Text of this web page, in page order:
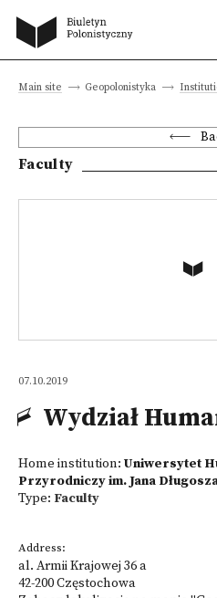
Main site Geopolonistyka
Faculty
07.10.2019
Wydział
Home institution: Uniwersytet
Przyrodniczy im. Jana
Type: Faculty
Address:
al. Armii Krajowej 36 a
42-200 Częstochowa